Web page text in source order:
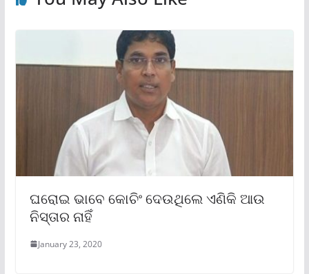
ଘରୋଇ ଭାବେ କୋଚିଂ ଦେଉଥିଲେ ଏଣିକି ଆଉ
ନିସ୍ତାର ନାହିଁ
January 23, 2020